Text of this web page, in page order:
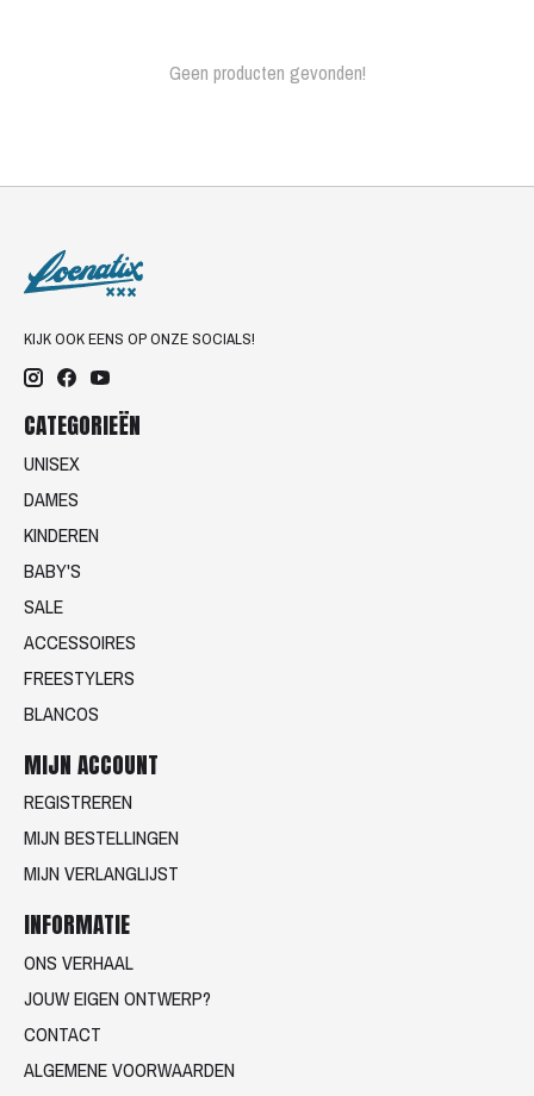
Geen producten gevonden!
KIJK OOK EENS OP ONZE SOCIALS!
CATEGORIEËN
UNISEX
DAMES
KINDEREN
BABY'S
SALE
ACCESSOIRES
FREESTYLERS
BLANCOS
MIJN ACCOUNT
REGISTREREN
MIJN BESTELLINGEN
MIJN VERLANGLIJST
INFORMATIE
ONS VERHAAL
JOUW EIGEN ONTWERP?
CONTACT
ALGEMENE VOORWAARDEN